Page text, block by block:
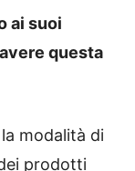
ai suoi
questa
modalità di
prodotti